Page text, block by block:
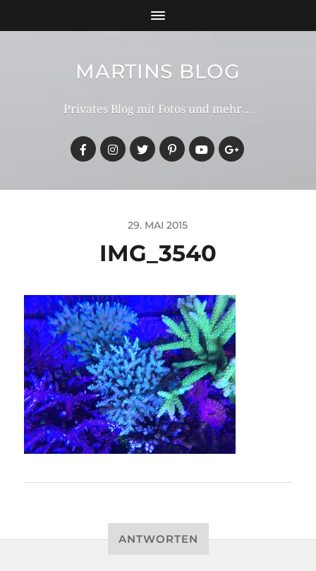
MARTINS BLOG
Privates Blog mit Fotos und mehr...
29. MAI 2015
IMG_3540
ANTWORTEN